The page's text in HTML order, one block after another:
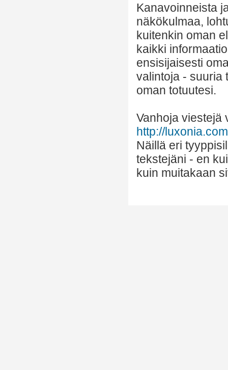
Kanavoinneista
näkökulmaa,
kuitenkin oman
kaikki
ensisijaisesti
valintoja - suuria
oman totuutesi.
Vanhoja viestejä
http://
Näillä eri
tekstejäni - en
kuin muitakaan